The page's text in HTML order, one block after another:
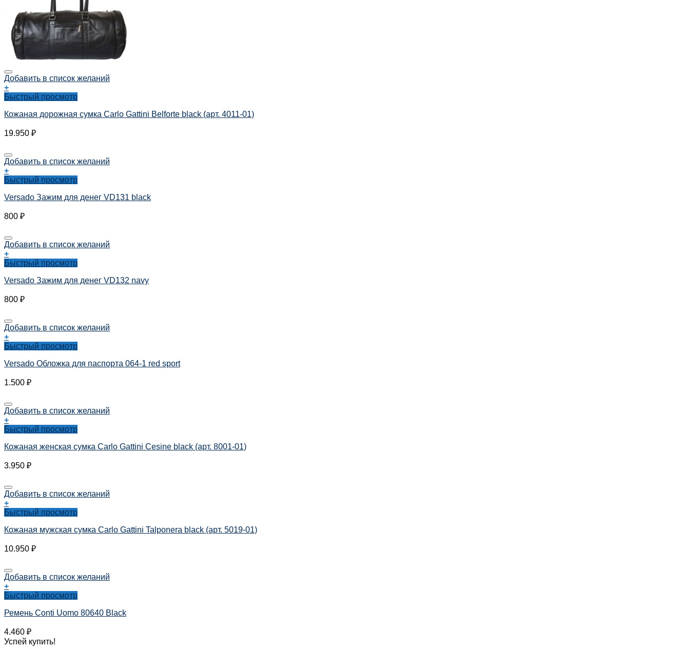
Добавить в список желаний
+
Быстрый просмотр
Кожаная дорожная сумка Carlo Gattini Belforte black (арт. 4011-01)
19.950 ₽
Добавить в список желаний
+
Быстрый просмотр
Versado Зажим для денег VD131 black
800 ₽
Добавить в список желаний
+
Быстрый просмотр
Versado Зажим для денег VD132 navy
800 ₽
Добавить в список желаний
+
Быстрый просмотр
Versado Обложка для паспорта 064-1 red sport
1.500 ₽
Добавить в список желаний
+
Быстрый просмотр
Кожаная женская сумка Carlo Gattini Cesine black (арт. 8001-01)
3.950 ₽
Добавить в список желаний
+
Быстрый просмотр
Кожаная мужская сумка Carlo Gattini Talponera black (арт. 5019-01)
10.950 ₽
Добавить в список желаний
+
Быстрый просмотр
Ремень Conti Uomo 80640 Black
4.460 ₽
Успей купить!